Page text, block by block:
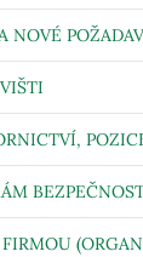
NOVÉ